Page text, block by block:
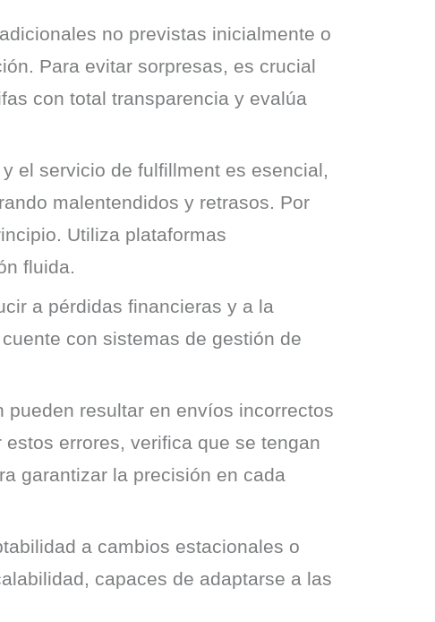
no previstas inicialmente o
Para evitar sorpresas, es crucial
con total transparencia y evalúa
el servicio de fulfillment es esencial,
malentendidos y retrasos. Por
Utiliza plataformas
fluida.
a pérdidas financieras y a la
con sistemas de gestión de
resultar en envíos incorrectos
errores, verifica que se tengan
garantizar la precisión en cada
a cambios estacionales o
capaces de adaptarse a las